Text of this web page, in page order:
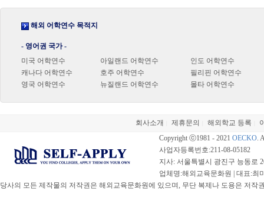
해외 어학연수 목적지
- 영어권 국가 -
미국 어학연수
캐나다 어학연수
영국 어학연수
아일랜드 어학연수
호주 어학연수
뉴질랜드 어학연수
인도 어학연수
필리핀 어학연수
몰타 어학연수
회사소개 제휴문의 해외학교 등록
Copyright ⓒ1981 - 2021 OECKO.
사업자등록번호:211-08-05182
지사: 서울특별시 광진구 능동로
업체명:해외교육문화원 | 대표:최
당사의 모든 제작물의 저작권은 해외교육문화원에 있으며, 무단 복제나 도용은 저